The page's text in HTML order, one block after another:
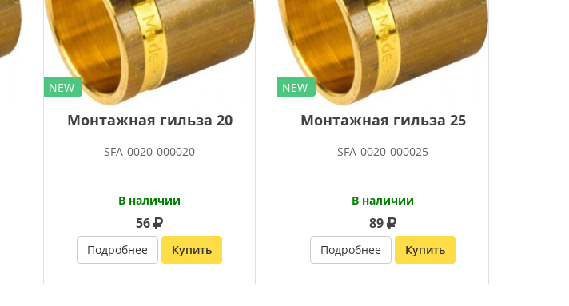
NEW
Монтажная гильза 20
SFA-0020-000020
В наличии
56
Подробнее Купить
NEW
Монтажная гильза 25
SFA-0020-000025
В наличии
89
Подробнее Купить